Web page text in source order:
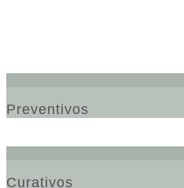
Preventivos
Curativos